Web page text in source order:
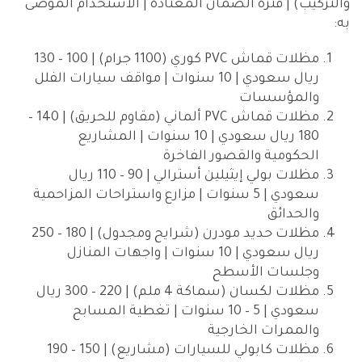
والتركيب) | فترة الضمان المعتادة | الاستخدام الموصى
به:
مظلات قماش PVC كوري (1100 جرام) | 100 – 130
ريال سعودي | 10 سنوات | مواقف سيارات الفلل
والمؤسسات
مظلات قماش PVC ألماني (مقاوم للحريق) | 140 –
180 ريال سعودي | 10 سنوات | المشاريع
الحكومية والقصور الفاخرة
مظلات بولي إيثيلين أسترالي | 90 – 110 ريال
سعودي | 5 سنوات | مزارع واستراحات المزاحمية
والحدائق
مظلات حديد مودرن (شرايح ومجدول) | 180 – 250
ريال سعودي | 10 سنوات | واجهات المنازل
وجلسات الأسطح
مظلات لكسان (سماكة 4 ملم) | 220 – 300 ريال
سعودي | 5 – 10 سنوات | تغطية المسابح
والممرات الخارجية
مظلات كابولي للسيارات (مشاريع) | 150 – 190